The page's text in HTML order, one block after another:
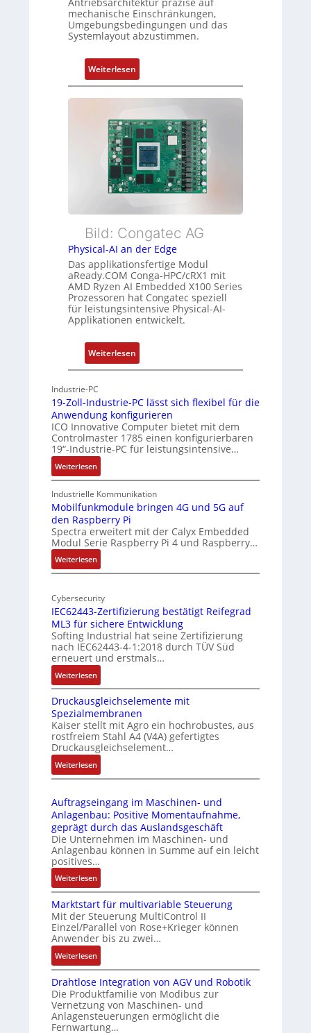
Z
u
s
n
ü
b
e
r
w
a
u
n
g
t
f
r
e
r
L
e
s
t
g
mechanische Einschränkungen,
Umgebungsbedingungen und das
Systemlayout abzustimmen.
Weiterlesen
F
l
x
i
l
e
t
h
e
c
a
t
-
r
c
h
t
e
k
t
Bild: Congatec AG
Physical-AI an der Edge
Das applikationsfertige Modul
aReady.COM Conga-HPC/cRX1 mit
AMD Ryzen AI Embedded X100 Series
Prozessoren hat Congatec speziell
für leistungsintensive Physical-AI-
Applikationen entwickelt.
Weiterlesen
P
s
i
c
a
-
A
I
a
n
e
d
g
e
Industrie-PC
19-Zoll-Industrie-PC lässt sich flexibel für die
Anwendung konfigurieren
ICO Innovative Computer bietet mit dem
Controlmaster 1785 einen konfigurierbaren
19“-Industrie-PC für leistungsintensive…
Weiterlesen:
1
9
-
Z
o
l
l
-
n
d
u
s
t
r
i
e
-
P
C
l
ä
s
s
s
i
h
e
x
i
b
e
f
ü
r
d
i
Industrielle Kommunikation
Mobilfunkmodule bringen 4G und 5G auf
den Raspberry Pi
Spectra erweitert mit der Calyx Embedded
Modul Serie Raspberry Pi 4 und Raspberry…
Weiterlesen:
M
b
i
l
f
u
n
k
m
o
d
u
l
e
b
r
i
n
e
n
4
u
n
d
5
G
a
u
d
e
n
Cybersecurity
IEC62443-Zertifizierung bestätigt Reifegrad
ML3 für sichere Entwicklung
Softing Industrial hat seine Zertifizierung
nach IEC62443-4-1:2018 durch TÜV Süd
erneuert und erstmals…
Weiterlesen:
I
E
C
6
2
4
4
3
Z
e
r
t
i
e
r
n
g
b
e
s
t
Druckausgleichselemente mit
Spezialmembranen
Kaiser stellt mit Agro ein hochrobustes, aus
rostfreiem Stahl A4 (V4A) gefertigtes
Druckausgleichselement…
Weiterlesen:
D
u
c
k
a
u
s
g
l
e
i
c
h
s
l
e
m
e
Auftragseingang im Maschinen- und
Anlagenbau: Positive Momentaufnahme,
geprägt durch das Auslandsgeschäft
Die Unternehmen im Maschinen- und
Anlagenbau können in Summe auf ein leicht
positives…
Weiterlesen:
A
u
f
t
r
a
g
e
i
n
Marktstart für multivariable Steuerung
Mit der Steuerung MultiControl II
Einzel/Parallel von Rose+Krieger können
Anwender bis zu zwei…
Weiterlesen:
M
a
r
k
t
Drahtlose Integration von AGV und Robotik
Die Produktfamilie von Modibus zur
Vernetzung von Maschinen- und
Anlagensteuerungen ermöglicht die
Fernwartung…